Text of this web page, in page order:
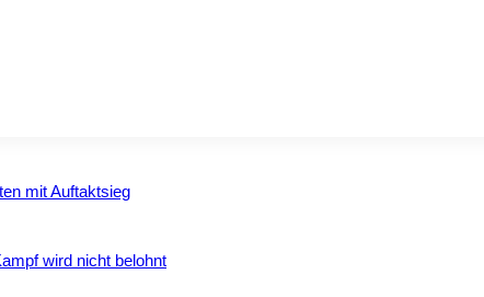
mit Auftaktsieg
wird nicht belohnt